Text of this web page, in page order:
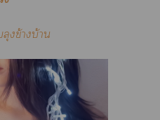
งข้างบ้าน